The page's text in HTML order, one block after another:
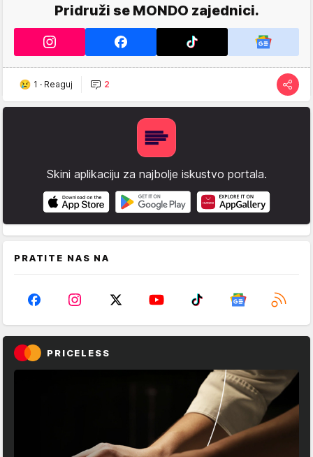
Pridruži se MONDO zajednici.
1 · Reaguj 2
Skini aplikaciju za najbolje iskustvo portala.
PRATITE NAS NA
PRICELESS